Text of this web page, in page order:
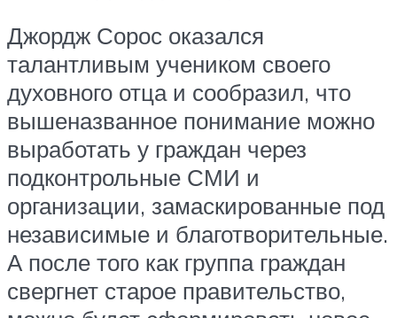
Джордж Сорос оказался
талантливым учеником своего
духовного отца и сообразил, что
вышеназванное понимание можно
выработать у граждан через
подконтрольные СМИ и
организации, замаскированные под
независимые и благотворительные.
А после того как группа граждан
свергнет старое правительство,